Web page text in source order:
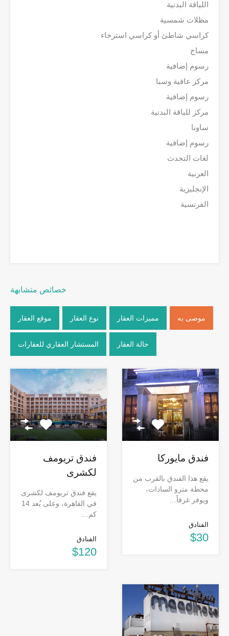
اللياقة البدنية
مظلات شمسية
كراسي شاطئ أو كراسي استرخاء
مساج
رسوم إضافية
مركز عافية وسبا
رسوم إضافية
مركز للياقة البدنية
ساونا
رسوم إضافية
لغات التحدث
العربية
الإنجليزية
الفرنسية
خصائص متشابهة
موصى به مميزات العقار نوع العقار موقع العقار
حالة العقار المستشار العقاري للعقارات
فندق مايوركا
يقع هذا الفندق بالقرب من
محطة مترو السادات،
ويوفر غرفاً…
الفنادق
$30
فندق تريومف
لكشرى
يقع فندق تريومف لكشرى
في القاهرة، وعلى بُعد 14
كم…
الفنادق
$120